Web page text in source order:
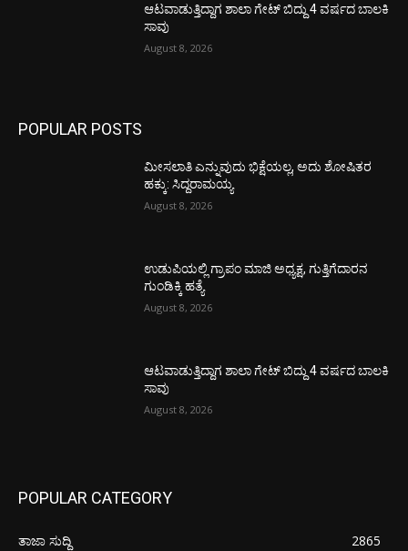
ಆಟವಾಡುತ್ತಿದ್ದಾಗ ಶಾಲಾ ಗೇಟ್‌ ಬಿದ್ದು 4 ವರ್ಷದ ಬಾಲಕಿ
ಸಾವು
August 8, 2026
POPULAR POSTS
ಮೀಸಲಾತಿ ಎನ್ನುವುದು ಭಿಕ್ಷೆಯಲ್ಲ, ಅದು ಶೋಷಿತರ
ಹಕ್ಕು: ಸಿದ್ದರಾಮಯ್ಯ
August 8, 2026
ಉಡುಪಿಯಲ್ಲಿ ಗ್ರಾಪಂ ಮಾಜಿ ಅಧ್ಯಕ್ಷ, ಗುತ್ತಿಗೆದಾರನ
ಗುಂಡಿಕ್ಕಿ ಹತ್ಯೆ
August 8, 2026
ಆಟವಾಡುತ್ತಿದ್ದಾಗ ಶಾಲಾ ಗೇಟ್‌ ಬಿದ್ದು 4 ವರ್ಷದ ಬಾಲಕಿ
ಸಾವು
August 8, 2026
POPULAR CATEGORY
ತಾಜಾ ಸುದ್ದಿ
2865